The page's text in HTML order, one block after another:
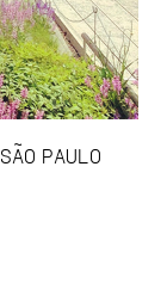
PAULO